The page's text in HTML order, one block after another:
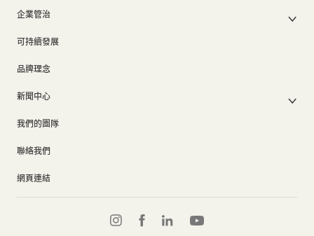
內地業務
物業相關業務
獎項及榮譽
以電子方式發布公司通訊之安排
證券變動報表
香港出租物業
內地出租物業
過去主要發展項目
企業管治
集團政策
可持續發展
品牌理念
新聞中心
集團消息
我們的團隊
聯絡我們
網頁連結